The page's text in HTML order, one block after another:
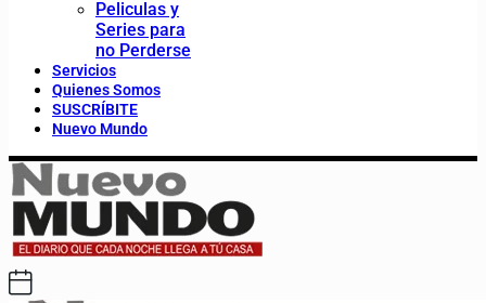
Peliculas y
Series para
no Perderse
Servicios
Quienes Somos
SUSCRÍBITE
Nuevo Mundo